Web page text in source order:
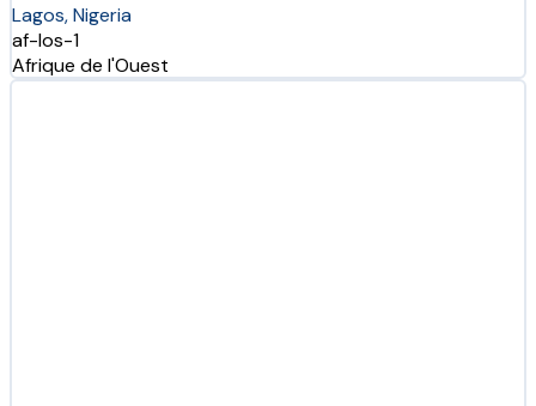
Lagos, Nigeria
af-los-1
Afrique de l'Ouest